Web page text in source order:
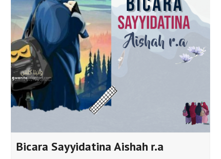
Bicara Sayyidatina Aishah r.a